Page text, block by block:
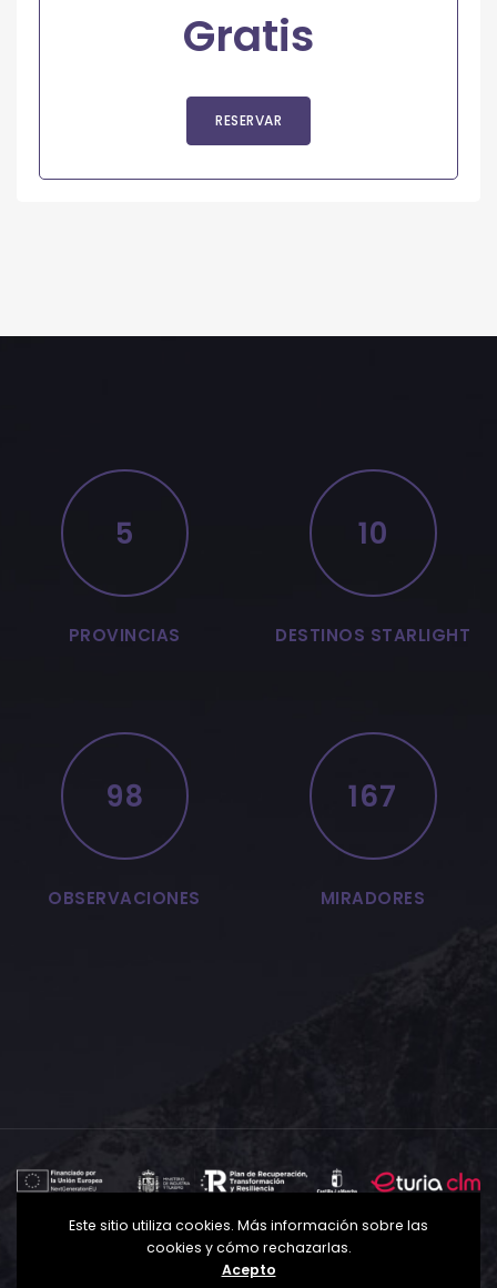
Gratis
RESERVAR
5
PROVINCIAS
10
DESTINOS STARLIGHT
98
OBSERVACIONES
167
MIRADORES
Política de Privacidad Política de Cookies
Aviso
Legal
Este sitio utiliza cookies. Más información sobre las
cookies y cómo rechazarlas.
Acepto